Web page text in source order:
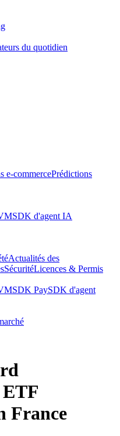
du quotidien
e-commercePrédictions
SDK d'agent IA
Actualités des
SécuritéLicences & Permis
SDK PaySDK d'agent
France